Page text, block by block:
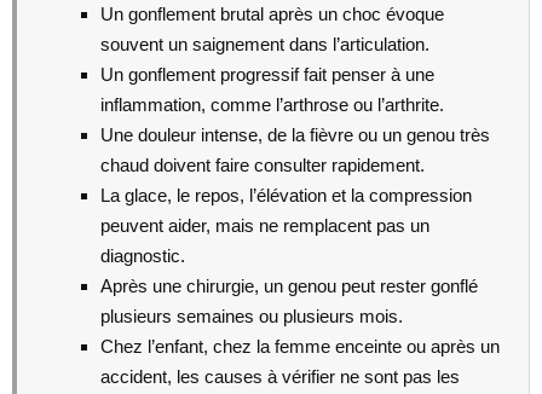
Un gonflement brutal après un choc évoque
souvent un saignement dans l’articulation.
Un gonflement progressif fait penser à une
inflammation, comme l’arthrose ou l’arthrite.
Une douleur intense, de la fièvre ou un genou très
chaud doivent faire consulter rapidement.
La glace, le repos, l’élévation et la compression
peuvent aider, mais ne remplacent pas un
diagnostic.
Après une chirurgie, un genou peut rester gonflé
plusieurs semaines ou plusieurs mois.
Chez l’enfant, chez la femme enceinte ou après un
accident, les causes à vérifier ne sont pas les